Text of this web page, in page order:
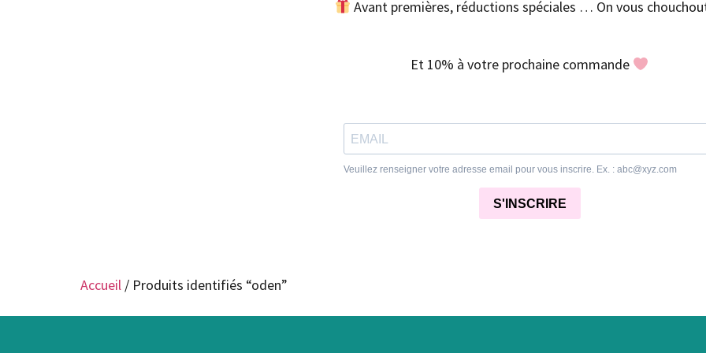
Avant premières, réductions spéciales … On vous
Et 10% à votre prochaine commande
Accueil / Produits identifiés “oden”